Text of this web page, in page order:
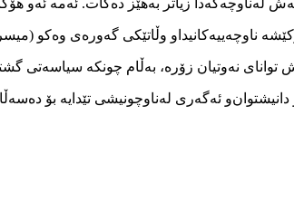
له‌ناوچه‌كه‌دا زیاتر به‌هێز ده‌كات. ئه‌مه‌ ئه‌و
ناوچه‌ییه‌كانیداو وڵاتێكی گه‌وره‌ی وه‌كو
توانای نه‌وتیان زۆره‌، به‌ڵام چونكه‌ سیاسه‌تی
ئه‌گه‌ری له‌ناوچونیشی تێدایه‌ بۆ